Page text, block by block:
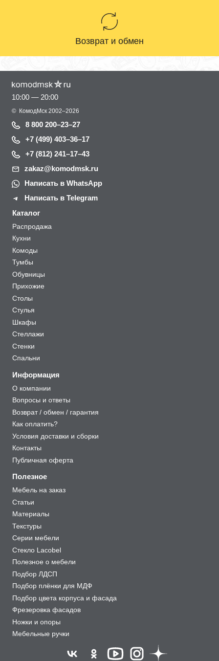
Возврат и обмен
10:00 — 20:00
© КомодМск 2002–2026
8 800 200–23–27
+7 (499) 403–36–17
+7 (812) 241–17–43
zakaz@komodmsk.ru
Написать в WhatsApp
Написать в Telegram
Каталог
Распродажа
Кухни
Комоды
Тумбы
Обувницы
Прихожие
Столы
Стулья
Шкафы
Стеллажи
Стенки
Спальни
Информация
О компании
Вопросы и ответы
Возврат / обмен / гарантия
Как оплатить?
Условия доставки и сборки
Контакты
Публичная оферта
Полезное
Мебель на заказ
Статьи
Материалы
Текстуры
Серии мебели
Стекло Lacobel
Полезное о мебели
Подбор ЛДСП
Подбор плёнки для МДФ
Подбор цвета корпуса и фасада
Фрезеровка фасадов
Ножки и опоры
Мебельные ручки